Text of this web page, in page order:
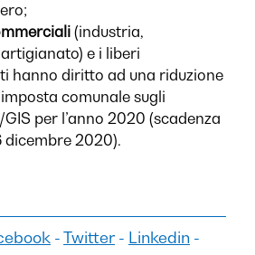
(industria,
e i liberi
hanno diritto ad una riduzione
comunale sugli
per l’anno 2020 (scadenza
dicembre 2020).
- Twitter - Linkedin -